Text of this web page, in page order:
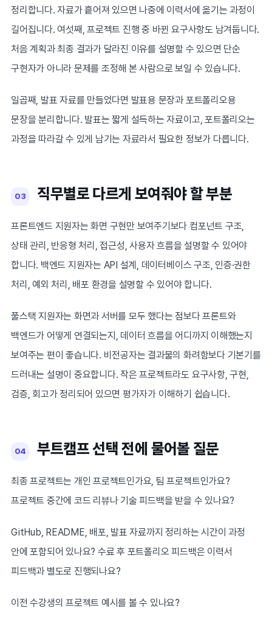
정리합니다. 자료가 흩어져 있으면 나중에 이력서에 옮기는 과정이
길어집니다. 여섯째, 프로젝트 진행 중 바뀐 요구사항도 남겨둡니다.
처음 계획과 최종 결과가 달라진 이유를 설명할 수 있으면 단순
구현자가 아니라 문제를 조정해 본 사람으로 보일 수 있습니다.
일곱째, 발표 자료를 만들었다면 발표용 문장과 포트폴리오용
문장을 분리합니다. 발표는 짧게 설득하는 자료이고, 포트폴리오는
과정을 따라갈 수 있게 남기는 자료라서 필요한 정보가 다릅니다.
03 직무별로 다르게 보여줘야 할 부분
프론트엔드 지원자는 화면 구현만 보여주기보다 컴포넌트 구조,
상태 관리, 반응형 처리, 접근성, 사용자 흐름을 설명할 수 있어야
합니다. 백엔드 지원자는 API 설계, 데이터베이스 구조, 인증·권한
처리, 예외 처리, 배포 환경을 설명할 수 있어야 합니다.
풀스택 지원자는 화면과 서버를 모두 했다는 점보다 프론트와
백엔드가 어떻게 연결되는지, 데이터 흐름을 어디까지 이해했는지
보여주는 편이 좋습니다. 비전공자는 결과물의 화려함보다 기본기를
드러내는 설명이 중요합니다. 작은 프로젝트라도 요구사항, 구현,
검증, 회고가 정리되어 있으면 평가자가 이해하기 쉽습니다.
04 부트캠프 선택 전에 물어볼 질문
최종 프로젝트는 개인 프로젝트인가요, 팀 프로젝트인가요?
프로젝트 중간에 코드 리뷰나 기술 피드백을 받을 수 있나요?
GitHub, README, 배포, 발표 자료까지 정리하는 시간이 과정
안에 포함되어 있나요? 수료 후 포트폴리오 피드백은 이력서
피드백과 별도로 진행되나요?
이전 수강생의 프로젝트 예시를 볼 수 있나요?